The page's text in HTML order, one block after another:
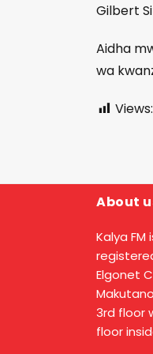
Gilbert
Aidha
wa
Views:
About
Kalya
Elgonet
3rd floor
floor